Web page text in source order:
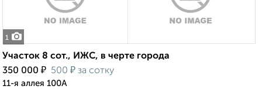
1
Участок 8 сот., ИЖС, в черте города
350 000 ₽ 500 ₽ за сотку
11-я аллея 100А